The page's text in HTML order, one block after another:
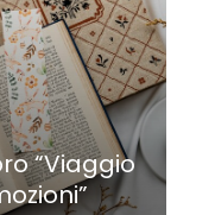
“Viaggio